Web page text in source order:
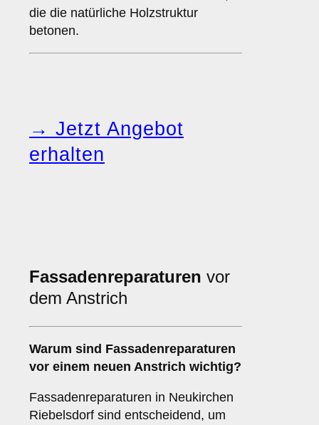
die die natürliche Holzstruktur
betonen.
→ Jetzt Angebot
erhalten
Fassadenreparaturen vor
dem Anstrich
Warum sind Fassadenreparaturen
vor einem neuen Anstrich wichtig?
Fassadenreparaturen in Neukirchen
Riebelsdorf sind entscheidend, um